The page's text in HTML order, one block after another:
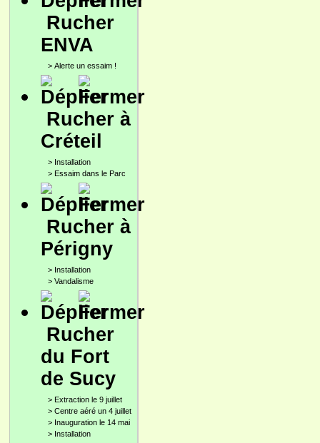
Rucher
ENVA
> Alerte un essaim !
Rucher à
Créteil
> Installation
> Essaim dans le Parc
Rucher à
Périgny
> Installation
> Vandalisme
Rucher
du Fort
de Sucy
> Extraction le 9 juillet
> Centre aéré un 4 juillet
> Inauguration le 14 mai
> Installation